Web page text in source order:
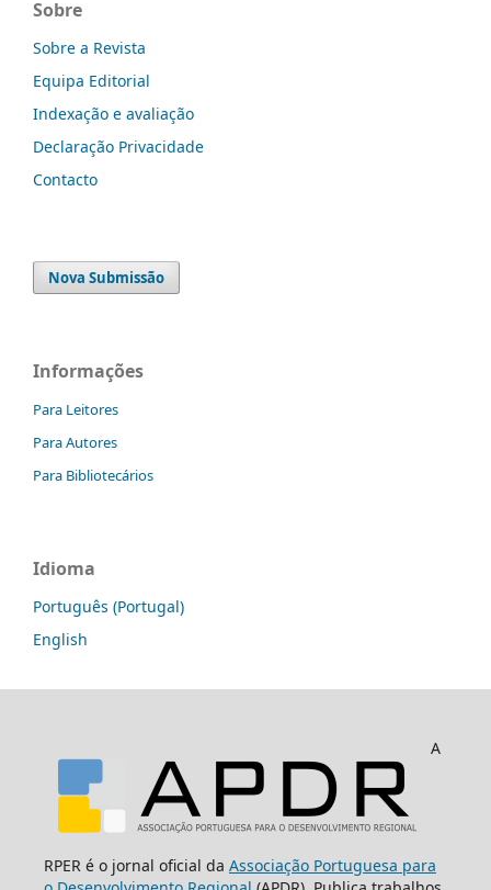
Sobre
Sobre a Revista
Equipa Editorial
Indexação e avaliação
Declaração Privacidade
Contacto
Nova Submissão
Informações
Para Leitores
Para Autores
Para Bibliotecários
Idioma
Português (Portugal)
English
A
RPER é o jornal oficial da Associação Portuguesa para